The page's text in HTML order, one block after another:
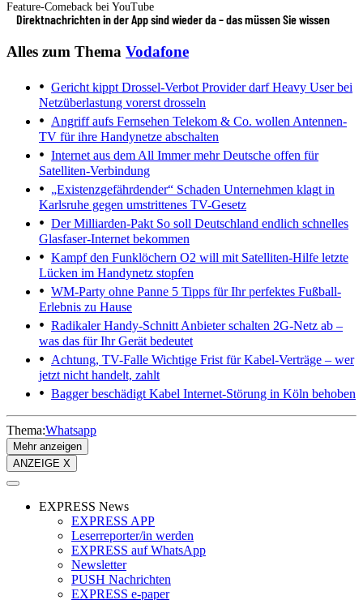
Feature-Comeback bei YouTube
Direktnachrichten in der App sind wieder da – das müssen Sie wissen
Alles zum Thema Vodafone
Gericht kippt Drossel-Verbot Provider darf Heavy User bei
Netzüberlastung vorerst drosseln
Angriff aufs Fernsehen Telekom & Co. wollen Antennen-
TV für ihre Handynetze abschalten
Internet aus dem All Immer mehr Deutsche offen für
Satelliten-Verbindung
„Existenzgefährdender“ Schaden Unternehmen klagt in
Karlsruhe gegen umstrittenes TV-Gesetz
Der Milliarden-Pakt So soll Deutschland endlich schnelles
Glasfaser-Internet bekommen
Kampf den Funklöchern O2 will mit Satelliten-Hilfe letzte
Lücken im Handynetz stopfen
WM-Party ohne Panne 5 Tipps für Ihr perfektes Fußball-
Erlebnis zu Hause
Radikaler Handy-Schnitt Anbieter schalten 2G-Netz ab –
was das für Ihr Gerät bedeutet
Achtung, TV-Falle Wichtige Frist für Kabel-Verträge – wer
jetzt nicht handelt, zahlt
Bagger beschädigt Kabel Internet-Störung in Köln behoben
Thema:Whatsapp
Mehr anzeigen
ANZEIGE X
EXPRESS News
EXPRESS APP
Leserreporter/in werden
EXPRESS auf WhatsApp
Newsletter
PUSH Nachrichten
EXPRESS e-paper